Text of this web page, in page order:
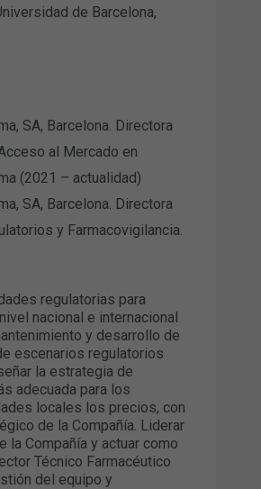
de Barcelona,
SA, Barcelona. Directora
al Mercado en
(2021 – actualidad)
SA, Barcelona. Directora
y Farmacovigilancia.
regulatorias para
nacional e internacional
y desarrollo de
escenarios regulatorios
la estrategia de
adecuada para los
locales los precios, con
de la Compañía. Liderar
la Compañía y actuar como
Técnico Farmacéutico
del equipo y